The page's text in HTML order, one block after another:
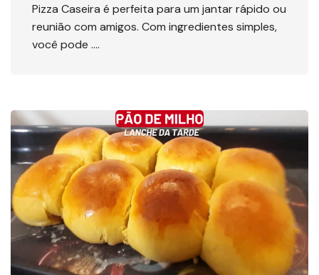
Pizza Caseira é perfeita para um jantar rápido ou
reunião com amigos. Com ingredientes simples,
você pode ….